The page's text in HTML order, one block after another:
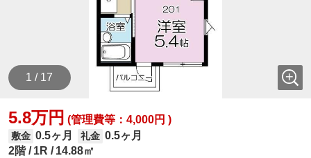
1 / 17
5.8万円 (管理費等：4,000円 )
敷金 0.5ヶ月 礼金 0.5ヶ月
2階
1R 14.88㎡